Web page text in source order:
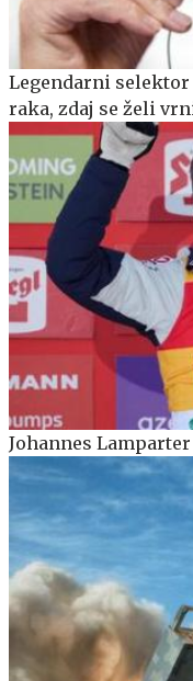
Legendarni
raka, zdaj se želi
Johannes